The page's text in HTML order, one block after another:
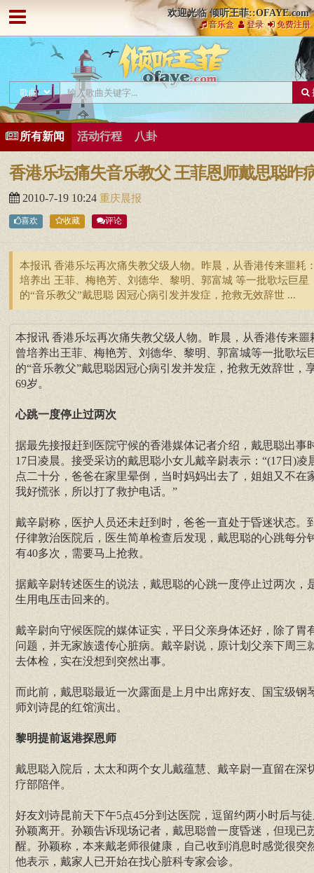
欢迎光临 倾听王菲::OFAYE.com
音乐盒 登录 免费注册
所有新闻 活动行程 八卦
香港乐坛痛失音乐教父 王菲恩师戴思聪昨
2010-7-19 10:24 重庆晨报
喜欢 收藏 评论
本报讯 香港乐坛再次痛失教父级人物。昨晨，从香港传来噩耗
培养出 王菲、梅艳芳、刘德华、黎明、郭富城 等一批歌坛巨星
的“音乐教父”戴思聪 因冠心病引发并发症，抢救无效辞世 ...
本报讯 香港乐坛再次痛失教父级人物。昨晨，从香港传来噩
曾培养出王菲、梅艳芳、刘德华、黎明、郭富城等一批歌坛
的“音乐教父”戴思聪因冠心病引发并发症，抢救无效辞世，
69岁。
心跳一度停止过两次
据最先接报赶到医院守候的香港媒体记者介绍，戴思聪出事
17日凌晨。接受采访的戴思聪小女儿戴辛尉表示：“(17日)凌
点二十分，爸爸在家里晕倒，当时妈妈出去了，姐姐又不在
我好慌张，所以打了救护电话。”
戴辛尉称，医护人员还未赶到时，爸爸一直处于昏迷状态。
仔律敦治医院后，医生简单检查后发现，戴思聪的心跳每分
有40多次，需要马上抢救。
据戴辛尉转述医生的说法，戴思聪的心跳一度停止过两次，
生用电压击回来的。
戴辛尉向守候医院的媒体证实，平日父亲身体还好，除了胃
问题，并无家族遗传心脏病。戴辛尉说，原计划父亲下周三
去体检，实在没想到突然出事。
而此前，戴思聪最近一次露面是上月中出席好友、国宝级钢
师刘诗昆的红馆演出。
黎明提前返港探恩师
戴思聪入院后，太太和两个女儿戴蕴慧、戴辛尉一直留在深
疗部陪伴。
好友刘诗昆前天下午5点45分到达医院，逗留约两小时后与
孙颖离开。孙颖告诉现场记者，戴思聪曾一度昏迷，但现已
醒。孙颖称，本来戴老师很健康，自己收到消息时感觉很突
他表示，戴家人已开始在找心脏科专家会诊。